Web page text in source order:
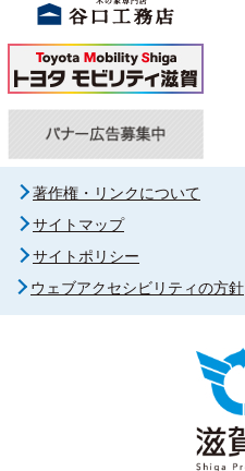
著作権・リンクについて
サイトマップ
サイトポリシー
ウェブアクセシビリティの方針